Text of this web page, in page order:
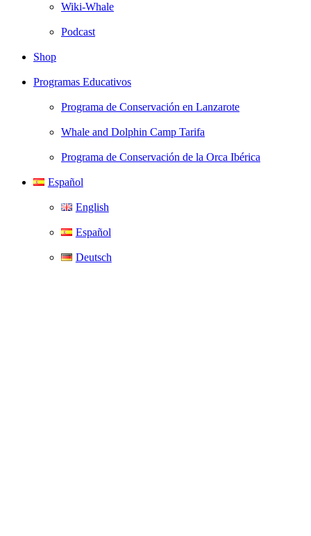
Wiki-Whale
Podcast
Shop
Programas Educativos
Programa de Conservación en Lanzarote
Whale and Dolphin Camp Tarifa
Programa de Conservación de la Orca Ibérica
Español
English
Español
Deutsch